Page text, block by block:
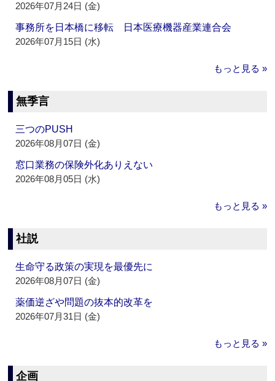
2026年07月24日 (金)
事務所を日本橋に移転 日本医療機器産業連合会
2026年07月15日 (水)
もっと見る »
無季言
三つのPUSH
2026年08月07日 (金)
窓口業務の保険外化ありえない
2026年08月05日 (水)
もっと見る »
社説
生命守る政策の実現を最優先に
2026年08月07日 (金)
薬価逆ざや問題の抜本的改革を
2026年07月31日 (金)
もっと見る »
企画